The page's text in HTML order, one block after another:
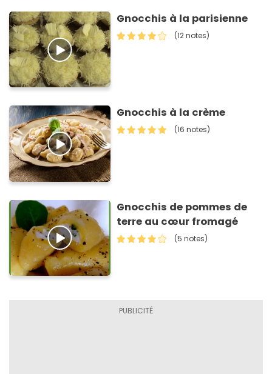
Gnocchis à la parisienne
(12 notes)
Gnocchis à la crème
(16 notes)
Gnocchis de pommes de
terre au cœur fromagé
(5 notes)